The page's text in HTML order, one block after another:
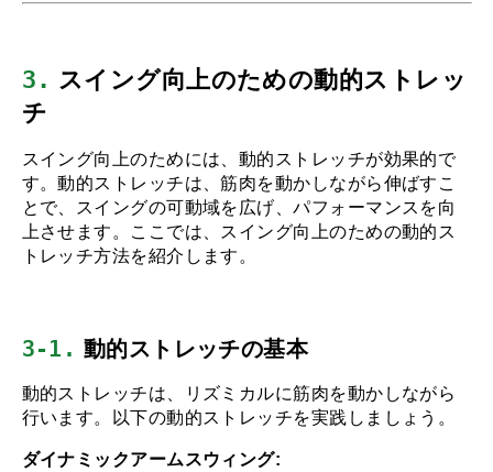
3. スイング向上のための動的ストレッ
チ
スイング向上のためには、動的ストレッチが効果的で
す。動的ストレッチは、筋肉を動かしながら伸ばすこ
とで、スイングの可動域を広げ、パフォーマンスを向
上させます。ここでは、スイング向上のための動的ス
トレッチ方法を紹介します。
3-1. 動的ストレッチの基本
動的ストレッチは、リズミカルに筋肉を動かしながら
行います。以下の動的ストレッチを実践しましょう。
ダイナミックアームスウィング: